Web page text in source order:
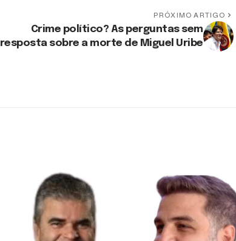
PRÓXIMO ARTIGO
Crime político? As perguntas sem
resposta sobre a morte de Miguel Uribe